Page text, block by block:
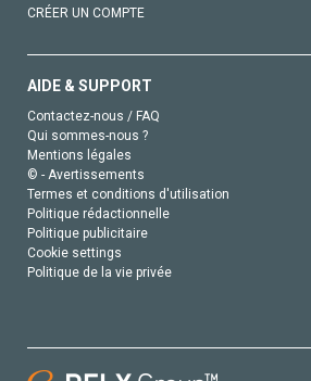
CRÉER UN COMPTE
AIDE & SUPPORT
Contactez-nous / FAQ
Qui sommes-nous ?
Mentions légales
© - Avertissements
Termes et conditions d'utilisation
Politique rédactionnelle
Politique publicitaire
Cookie settings
Politique de la vie privée